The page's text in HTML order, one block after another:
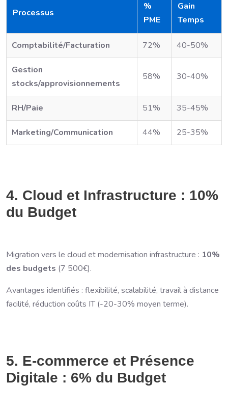
Processus
%
PME
Gain
Temps
Comptabilité/Facturation 72% 40-50%
Gestion
stocks/approvisionnements
58% 30-40%
RH/Paie 51% 35-45%
Marketing/Communication 44% 25-35%
4. Cloud et Infrastructure : 10%
du Budget
Migration vers le cloud et modernisation infrastructure : 10%
des budgets (7 500€).
Avantages identifiés : flexibilité, scalabilité, travail à distance
facilité, réduction coûts IT (-20-30% moyen terme).
5. E-commerce et Présence
Digitale : 6% du Budget